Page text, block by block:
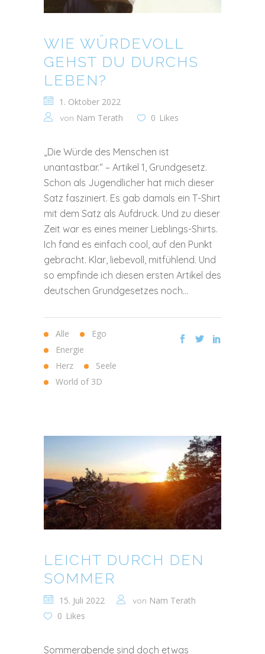
WIE WÜRDEVOLL
GEHST DU DURCHS
LEBEN?
1. Oktober 2022
von Nam Terath 0 Likes
„Die Würde des Menschen ist
unantastbar.“ – Artikel 1, Grundgesetz.
Schon als Jugendlicher hat mich dieser
Satz fasziniert. Es gab damals ein T-Shirt
mit dem Satz als Aufdruck. Und zu dieser
Zeit war es eines meiner Lieblings-Shirts.
Ich fand es einfach cool, auf den Punkt
gebracht. Klar, liebevoll, mitfühlend. Und
so empfinde ich diesen ersten Artikel des
deutschen Grundgesetzes noch...
Alle
Ego
Energie
Herz
Seele
World of 3D
LEICHT DURCH DEN
SOMMER
15. Juli 2022 von Nam Terath
0 Likes
Sommerabende sind doch etwas